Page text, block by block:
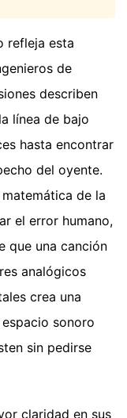
refleja esta
de
describen
línea de bajo
hasta encontrar
del oyente.
de la
el error humano,
que una canción
analógicos
crea una
sonoro
sin pedirse
claridad en sus